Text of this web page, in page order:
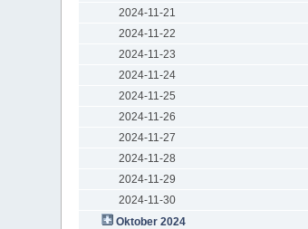
2024-11-21
2024-11-22
2024-11-23
2024-11-24
2024-11-25
2024-11-26
2024-11-27
2024-11-28
2024-11-29
2024-11-30
Oktober 2024